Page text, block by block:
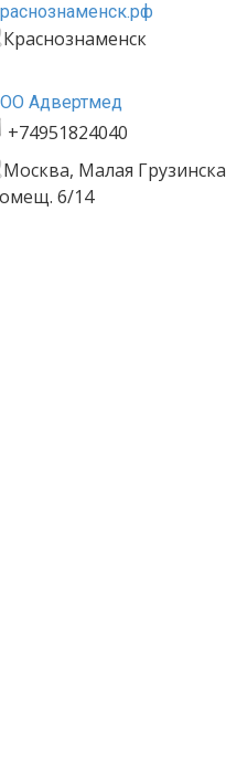
Краснознаменск
Адвертмед
+74951824040
Москва, Малая
6/14